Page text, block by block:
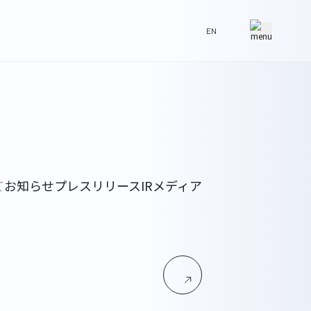
EN
お知らせプレスリリースIRメディア